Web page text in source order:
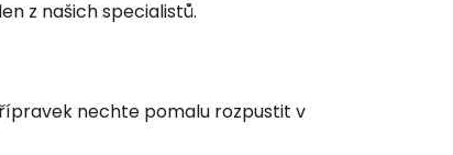
z našich specialistů.
nechte pomalu rozpustit v